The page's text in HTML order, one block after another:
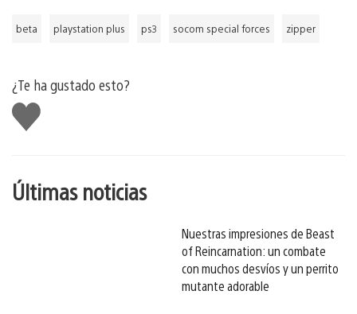
beta playstation plus ps3 socom special forces zipper
¿Te ha gustado esto?
Me
gusta
Últimas noticias
Nuestras impresiones de Beast
of Reincarnation: un combate
con muchos desvíos y un perrito
mutante adorable